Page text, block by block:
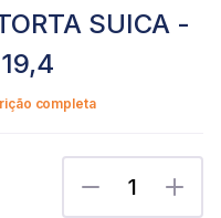
SUICA -
completa
1